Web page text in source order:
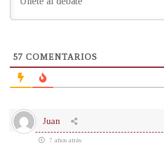
57 COMENTARIOS
Juan
7 años atrás